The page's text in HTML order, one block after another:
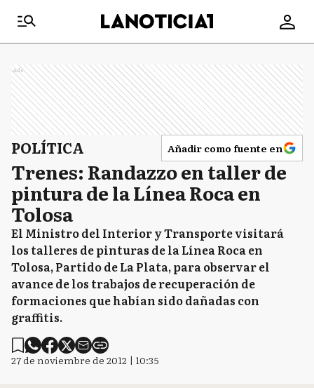
Ads
POLÍTICA Añadir como fuente en
Trenes: Randazzo en taller de
pintura de la Línea Roca en
Tolosa
El Ministro del Interior y Transporte visitará
los talleres de pinturas de la Línea Roca en
Tolosa, Partido de La Plata, para observar el
avance de los trabajos de recuperación de
formaciones que habían sido dañadas con
graffitis.
27 de noviembre de 2012 | 10:35